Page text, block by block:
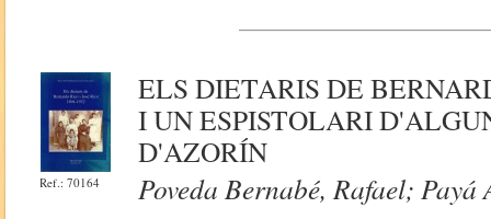
Ref.: 70164
ELS DIETARIS DE
I UN ESPISTOLARI
D'AZORÍN
Poveda Bernabé, Rafael; Payá